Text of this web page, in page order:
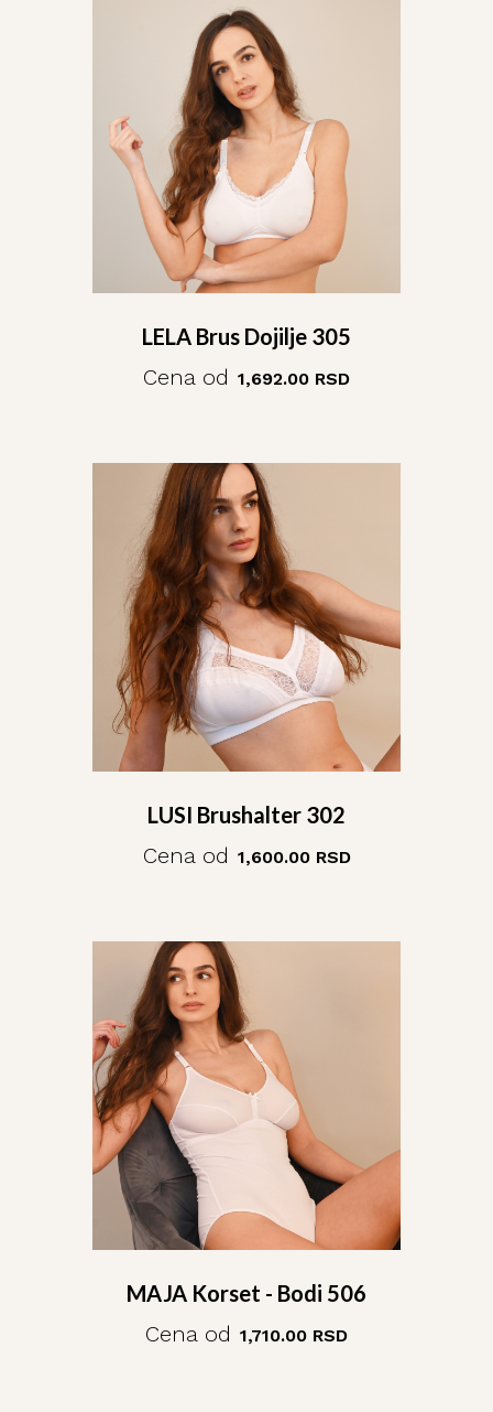
LELA Brus Dojilje 305
Cena od 1,692.00 RSD
LUSI Brushalter 302
Cena od 1,600.00 RSD
MAJA Korset - Bodi 506
Cena od 1,710.00 RSD